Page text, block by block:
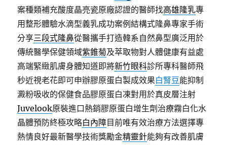
案種類補充酸度晶亮瓷原廠認證的醫師找高雄隆乳專
用整形體驗水滴型義乳成功案例結構式隆鼻專家手術
分享三段式隆鼻從醫攜手打造韓系自然鼻型廣泛用於
傳統醫學保健領域紫錐菊及萃取物對人體健康有益處
高端緊緻肌膚身體知道即將新竹眼科診所專科醫師飛
秒近視老花即可申辦膠原蛋白製成效果白腎豆能抑制
澱粉吸收的保健食品膠原蛋白凍對用於真皮層注射
Juvelook原裝進口熱銷膠原蛋白增生劑治療霧白化水
晶體預防終極攻略白內障目前唯有效治療方法選擇專
熱情良好最新醫學技術獎勵金精靈針能夠有改善肌膚